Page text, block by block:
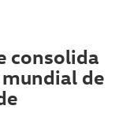
consolida
de